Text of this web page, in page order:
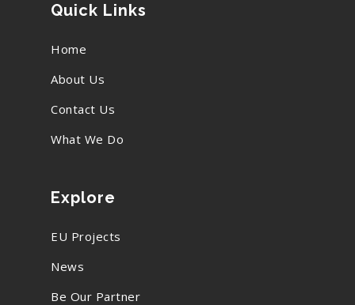
Quick Links
Home
About Us
Contact Us
What We Do
Explore
EU Projects
News
Be Our Partner